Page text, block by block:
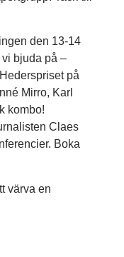
den 13-14
bjuda på –
på
Mirro, Karl
kombo!
Claes
Boka
värva en